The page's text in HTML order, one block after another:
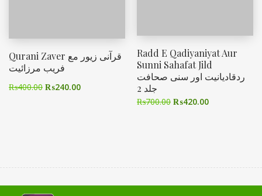
Qurani Zaver قرآنی زیور مع
فریب مرزائیت
₨400.00 ₨240.00
Radd E Qadiyaniyat Aur
Sunni Sahafat Jild
ردقادیانیت اور سنی صحافت
جلد 2
₨700.00 ₨420.00